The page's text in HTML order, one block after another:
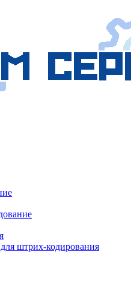
штрих-кодирования